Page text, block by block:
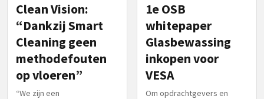
Clean Vision:
“Dankzij Smart
Cleaning geen
methodefouten
op vloeren”
“We zijn een
1e OSB
whitepaper
Glasbewassing
inkopen voor
VESA
Om opdrachtgevers en